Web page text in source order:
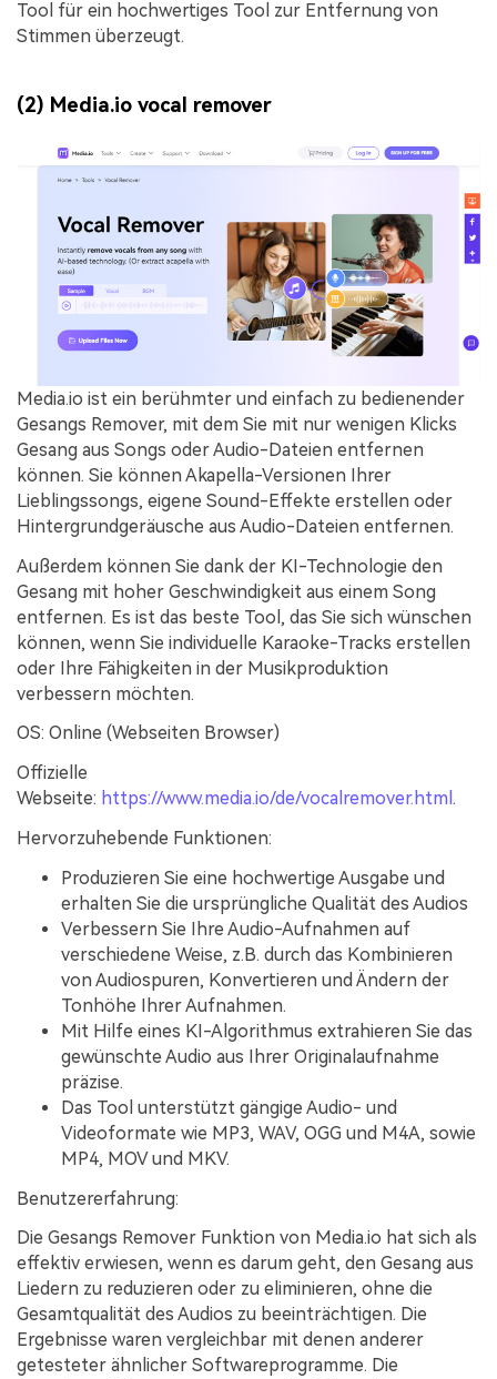
Tool für ein hochwertiges Tool zur Entfernung von
Stimmen überzeugt.
(2) Media.io vocal remover
Media.io ist ein berühmter und einfach zu bedienender
Gesangs Remover, mit dem Sie mit nur wenigen Klicks
Gesang aus Songs oder Audio-Dateien entfernen
können. Sie können Akapella-Versionen Ihrer
Lieblingssongs, eigene Sound-Effekte erstellen oder
Hintergrundgeräusche aus Audio-Dateien entfernen.
Außerdem können Sie dank der KI-Technologie den
Gesang mit hoher Geschwindigkeit aus einem Song
entfernen. Es ist das beste Tool, das Sie sich wünschen
können, wenn Sie individuelle Karaoke-Tracks erstellen
oder Ihre Fähigkeiten in der Musikproduktion
verbessern möchten.
OS: Online (Webseiten Browser)
Offizielle
Webseite: https://www.media.io/de/vocalremover.html .
Hervorzuhebende Funktionen:
Produzieren Sie eine hochwertige Ausgabe und
erhalten Sie die ursprüngliche Qualität des Audios
Verbessern Sie Ihre Audio-Aufnahmen auf
verschiedene Weise, z.B. durch das Kombinieren
von Audiospuren, Konvertieren und Ändern der
Tonhöhe Ihrer Aufnahmen.
Mit Hilfe eines KI-Algorithmus extrahieren Sie das
gewünschte Audio aus Ihrer Originalaufnahme
präzise.
Das Tool unterstützt gängige Audio- und
Videoformate wie MP3, WAV, OGG und M4A, sowie
MP4, MOV und MKV.
Benutzererfahrung:
Die Gesangs Remover Funktion von Media.io hat sich als
effektiv erwiesen, wenn es darum geht, den Gesang aus
Liedern zu reduzieren oder zu eliminieren, ohne die
Gesamtqualität des Audios zu beeinträchtigen. Die
Ergebnisse waren vergleichbar mit denen anderer
getesteter ähnlicher Softwareprogramme. Die